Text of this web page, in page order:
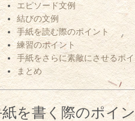
エピソード文例
結びの文例
手紙を読む際のポイント
練習のポイント
手紙をさらに素敵にさせるポイ
まとめ
を書く際のポイン